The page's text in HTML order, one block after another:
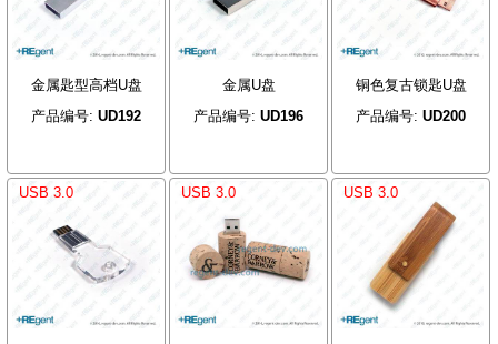
金属匙型高档U盘
产品编号:UD192
金属U盘
产品编号: UD196
铜色复古锁匙U盘
产品编号: UD200
USB 3.0 USB 3.0 USB 3.0